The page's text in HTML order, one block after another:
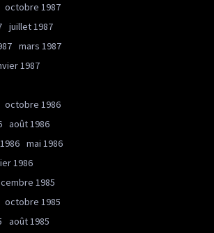
octobre 1987
juillet 1987
mars 1987
1987
octobre 1986
août 1986
mai 1986
1986
1985
octobre 1985
août 1985